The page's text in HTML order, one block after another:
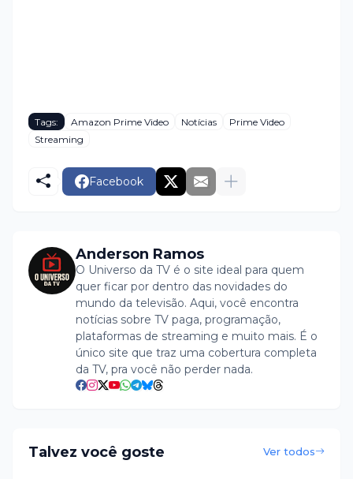
Tags: Amazon Prime Video Notícias
Prime Video
Streaming
Facebook
Anderson Ramos
O Universo da TV é o site ideal para quem
quer ficar por dentro das novidades do
mundo da televisão. Aqui, você encontra
notícias sobre TV paga, programação,
plataformas de streaming e muito mais. É o
único site que traz uma cobertura completa
da TV, pra você não perder nada.
Talvez você goste Ver todos